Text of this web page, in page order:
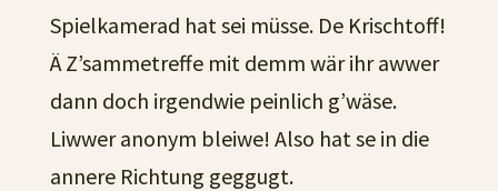
Spielkamerad hat sei müsse. De Krischtoff!
Ä Z’sammetreffe mit demm wär ihr awwer
dann doch irgendwie peinlich g’wäse.
Liwwer anonym bleiwe! Also hat se in die
annere Richtung geggugt.